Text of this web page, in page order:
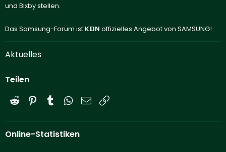
und Bixby stellen.
Das Samsung-Forum ist KEIN offizielles Angebot von SAMSUNG!
Aktuelles
Teilen
Reddit PinterestTumblrWhatsApp
E-Mail
Online-Statistiken